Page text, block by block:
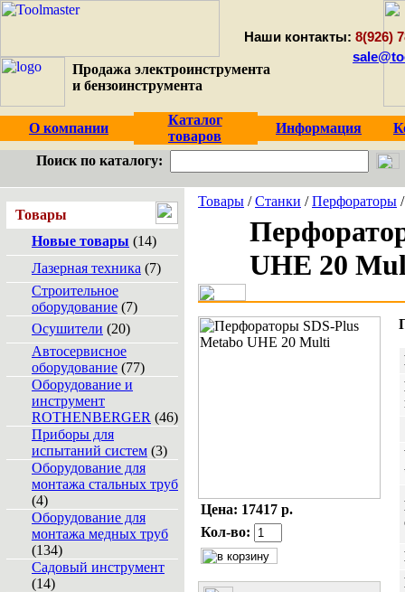
Продажа электроинструмента
и бензоинструмента
Наши контакты: 8(926)
О компании
Каталог
товаров
Информация
Поиск по каталогу:
Товары
Новые товары (14)
Лазерная техника (7)
Строительное
оборудование (7)
Осушители (20)
Автосервисное
оборудование (77)
Оборудование и
инструмент
ROTHENBERGER (46)
Приборы для
испытаний систем (3)
Оборудование для
монтажа стальных труб
(4)
Оборудование для
монтажа медных труб
(134)
Садовый инструмент
(14)
Товары /Станки /Перфораторы
UHE 20
Цена: 17417 р.
Кол-во: